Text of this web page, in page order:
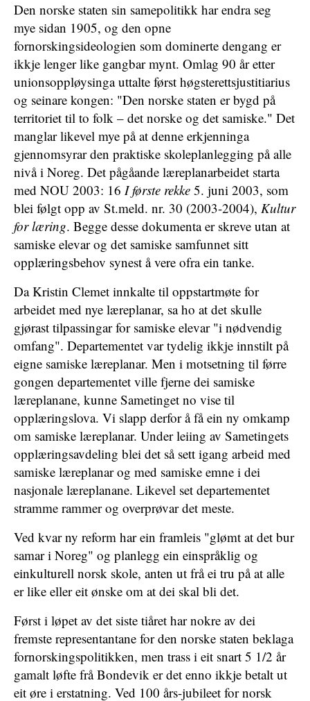
Den norske staten sin samepolitikk har endra seg
mye sidan 1905, og den opne
fornorskingsideologien som dominerte dengang er
ikkje lenger like gangbar mynt. Omlag 90 år etter
unionsoppløysinga uttalte først høgsterettsjustitiarius
og seinare kongen: "Den norske staten er bygd på
territoriet til to folk – det norske og det samiske." Det
manglar likevel mye på at denne erkjenninga
gjennomsyrar den praktiske skoleplanlegging på alle
nivå i Noreg. Det pågåande læreplanarbeidet starta
med NOU 2003: 16 I første rekke 5. juni 2003, som
blei følgt opp av St.meld. nr. 30 (2003-2004), Kultur
for læring. Begge desse dokumenta er skreve utan at
samiske elevar og det samiske samfunnet sitt
opplæringsbehov synest å vere ofra ein tanke.
Da Kristin Clemet innkalte til oppstartmøte for
arbeidet med nye læreplanar, sa ho at det skulle
gjørast tilpassingar for samiske elevar "i nødvendig
omfang". Departementet var tydelig ikkje innstilt på
eigne samiske læreplanar. Men i motsetning til førre
gongen departementet ville fjerne dei samiske
læreplanane, kunne Sametinget no vise til
opplæringslova. Vi slapp derfor å få ein ny omkamp
om samiske læreplanar. Under leiing av Sametingets
opplæringsavdeling blei det så sett igang arbeid med
samiske læreplanar og med samiske emne i dei
nasjonale læreplanane. Likevel set departementet
stramme rammer og overprøvar det meste.
Ved kvar ny reform har ein framleis "glømt at det bur
samar i Noreg" og planlegg ein einspråklig og
einkulturell norsk skole, anten ut frå ei tru på at alle
er like eller eit ønske om at dei skal bli det.
Først i løpet av det siste tiåret har nokre av dei
fremste representantane for den norske staten beklaga
fornorskingspolitikken, men trass i eit snart 5 1/2 år
gamalt løfte frå Bondevik er det enno ikkje betalt ut
eit øre i erstatning. Ved 100 års-jubileet for norsk